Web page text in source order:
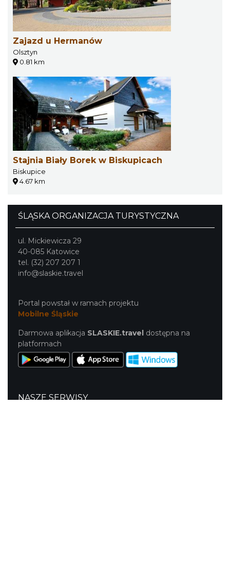
Zajazd u Hermanów
Olsztyn
0.81 km
Stajnia Biały Borek w Biskupicach
Biskupice
4.67 km
ŚLĄSKA ORGANIZACJA TURYSTYCZNA
ul. Mickiewicza 29
40-085 Katowice
tel. (32) 207 207 1
info@slaskie.travel
Portal powstał w ramach projektu
Mobilne Śląskie
Darmowa aplikacja SLASKIE.travel dostępna na
platformach
NASZE SERWISY